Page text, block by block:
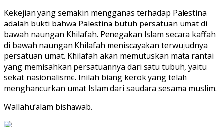
Kekejian yang semakin mengganas terhadap Palestina
adalah bukti bahwa Palestina butuh persatuan umat di
bawah naungan Khilafah. Penegakan Islam secara kaffah
di bawah naungan Khilafah meniscayakan terwujudnya
persatuan umat. Khilafah akan memutuskan mata rantai
yang memisahkan persatuannya dari satu tubuh, yaitu
sekat nasionalisme. Inilah biang kerok yang telah
menghancurkan umat Islam dari saudara sesama muslim.
Wallahu’alam bishawab.